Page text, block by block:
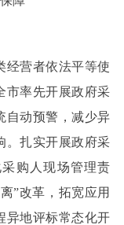
营者依法平等使
市率先开展政府采
自动预警，减少异
。扎实开展政府采
购人现场管理责
”改革，拓宽应用
异地评标常态化开